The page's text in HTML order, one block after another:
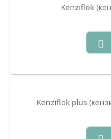
Kenziflok
Kenziflok plus